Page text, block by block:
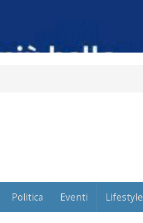
Politica Eventi Lifestyle